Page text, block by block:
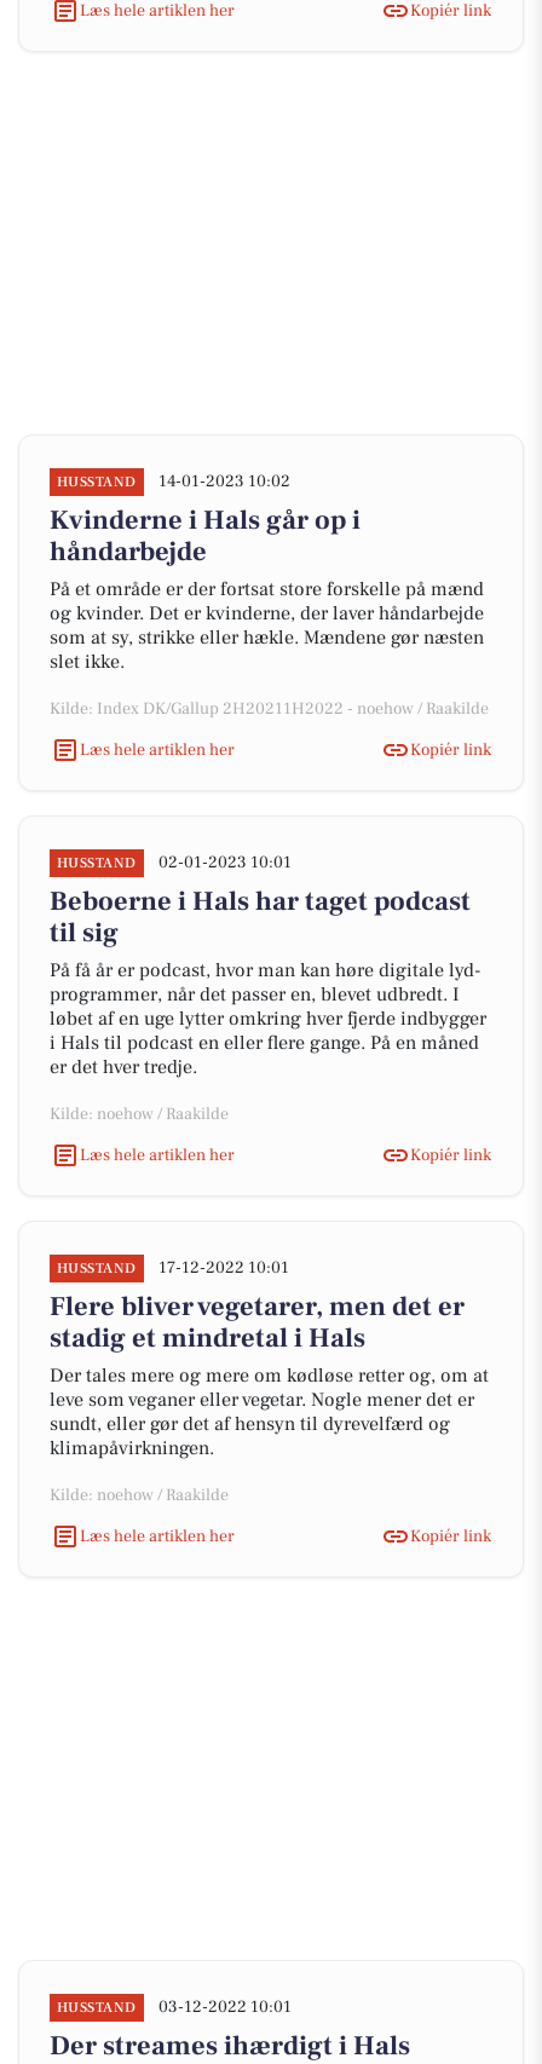
Læs hele artiklen her Kopiér link
HUSSTAND 14-01-2023 10:02
Kvinderne i Hals går op i
håndarbejde
På et område er der fortsat store forskelle på mænd
og kvinder. Det er kvinderne, der laver håndarbejde
som at sy, strikke eller hækle. Mændene gør næsten
slet ikke.
Kilde: Index DK/Gallup 2H20211H2022 - noehow / Raakilde
Læs hele artiklen her
Kopiér link
HUSSTAND 02-01-2023 10:01
Beboerne i Hals har taget podcast
til sig
På få år er podcast, hvor man kan høre digitale lyd-
programmer, når det passer en, blevet udbredt. I
løbet af en uge lytter omkring hver fjerde indbygger
i Hals til podcast en eller flere gange. På en måned
er det hver tredje.
Kilde: noehow / Raakilde
Læs hele artiklen her
Kopiér link
HUSSTAND 17-12-2022 10:01
Flere bliver vegetarer, men det er
stadig et mindretal i Hals
Der tales mere og mere om kødløse retter og, om at
leve som veganer eller vegetar. Nogle mener det er
sundt, eller gør det af hensyn til dyrevelfærd og
klimapåvirkningen.
Kilde: noehow / Raakilde
Læs hele artiklen her
Kopiér link
HUSSTAND 03-12-2022 10:01
Der streames ihærdigt i Hals